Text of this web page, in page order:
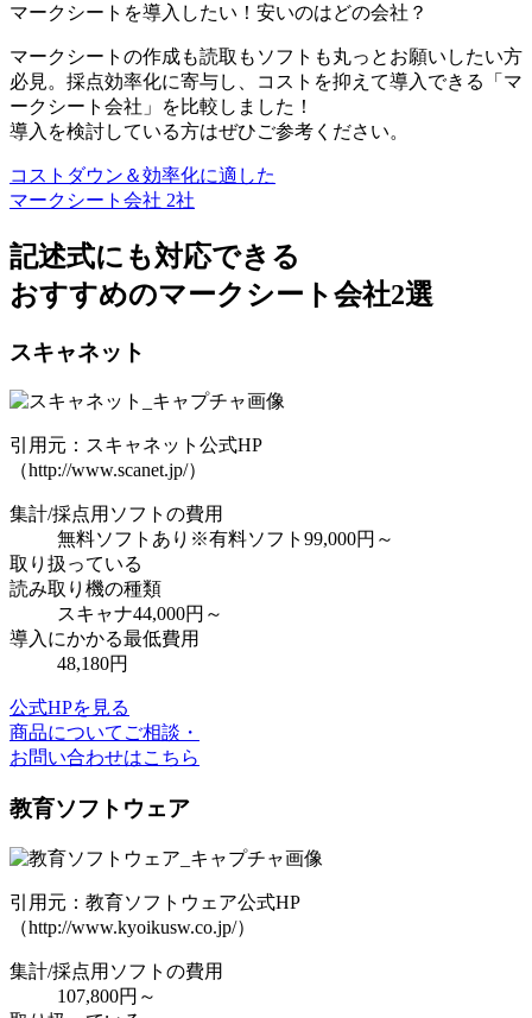
マークシートを導入したい！安いのはどの会社？
マークシートの作成も読取もソフトも丸っとお願いしたい方
必見。採点効率化に寄与し、コストを抑えて導入できる「マ
ークシート会社」を比較しました！
導入を検討している方はぜひご参考ください。
コストダウン＆効率化に適した
マークシート会社 2社
記述式にも対応できる
おすすめのマークシート会社2選
スキャネット
引用元：スキャネット公式HP
（http://www.scanet.jp/）
集計/採点用ソフトの費用
無料ソフトあり ※有料ソフト99,000円～
取り扱っている
読み取り機の種類
スキャナ44,000円～
導入にかかる最低費用
48,180円
公式HPを見る
商品についてご相談・
お問い合わせはこちら
教育ソフトウェア
引用元：教育ソフトウェア公式HP
（http://www.kyoikusw.co.jp/）
集計/採点用ソフトの費用
107,800円～